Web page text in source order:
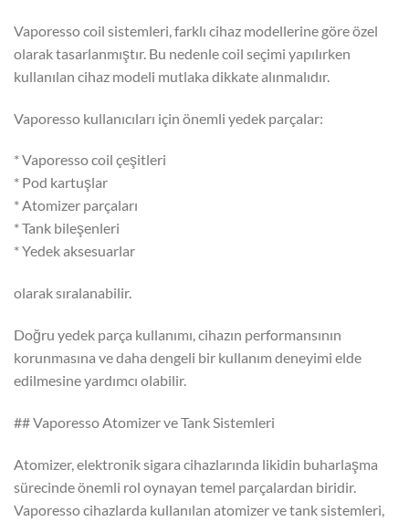
Vaporesso coil sistemleri, farklı cihaz modellerine göre özel
olarak tasarlanmıştır. Bu nedenle coil seçimi yapılırken
kullanılan cihaz modeli mutlaka dikkate alınmalıdır.
Vaporesso kullanıcıları için önemli yedek parçalar:
* Vaporesso coil çeşitleri
* Pod kartuşlar
* Atomizer parçaları
* Tank bileşenleri
* Yedek aksesuarlar
olarak sıralanabilir.
Doğru yedek parça kullanımı, cihazın performansının
korunmasına ve daha dengeli bir kullanım deneyimi elde
edilmesine yardımcı olabilir.
## Vaporesso Atomizer ve Tank Sistemleri
Atomizer, elektronik sigara cihazlarında likidin buharlaşma
sürecinde önemli rol oynayan temel parçalardan biridir.
Vaporesso cihazlarda kullanılan atomizer ve tank sistemleri,